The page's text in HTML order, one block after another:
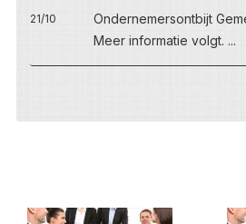
21/10
Ondernemersontbijt
Meer informatie volgt. ...